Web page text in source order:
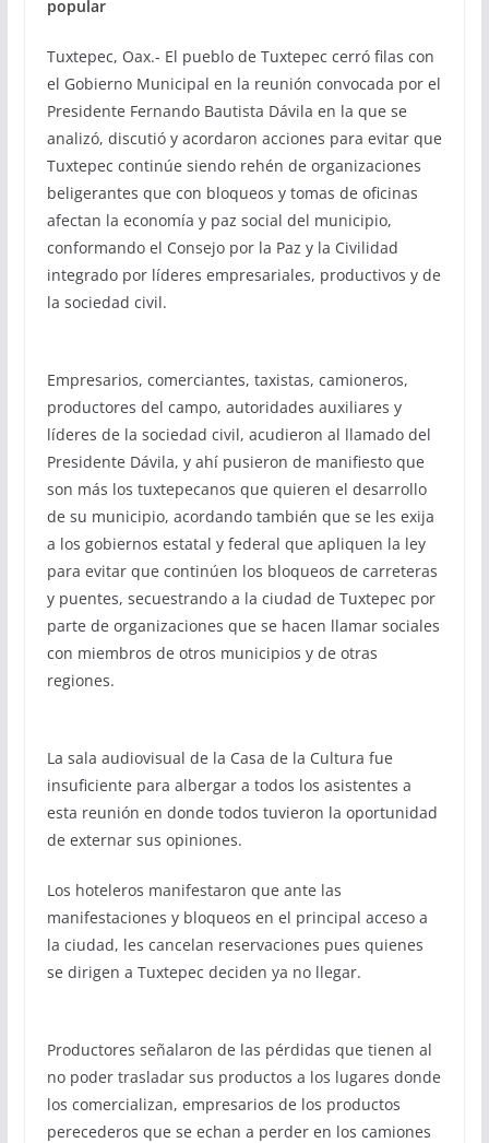
popular
Tuxtepec, Oax.- El pueblo de Tuxtepec cerró filas con
el Gobierno Municipal en la reunión convocada por el
Presidente Fernando Bautista Dávila en la que se
analizó, discutió y acordaron acciones para evitar que
Tuxtepec continúe siendo rehén de organizaciones
beligerantes que con bloqueos y tomas de oficinas
afectan la economía y paz social del municipio,
conformando el Consejo por la Paz y la Civilidad
integrado por líderes empresariales, productivos y de
la sociedad civil.
Empresarios, comerciantes, taxistas, camioneros,
productores del campo, autoridades auxiliares y
líderes de la sociedad civil, acudieron al llamado del
Presidente Dávila, y ahí pusieron de manifiesto que
son más los tuxtepecanos que quieren el desarrollo
de su municipio, acordando también que se les exija
a los gobiernos estatal y federal que apliquen la ley
para evitar que continúen los bloqueos de carreteras
y puentes, secuestrando a la ciudad de Tuxtepec por
parte de organizaciones que se hacen llamar sociales
con miembros de otros municipios y de otras
regiones.
La sala audiovisual de la Casa de la Cultura fue
insuficiente para albergar a todos los asistentes a
esta reunión en donde todos tuvieron la oportunidad
de externar sus opiniones.
Los hoteleros manifestaron que ante las
manifestaciones y bloqueos en el principal acceso a
la ciudad, les cancelan reservaciones pues quienes
se dirigen a Tuxtepec deciden ya no llegar.
Productores señalaron de las pérdidas que tienen al
no poder trasladar sus productos a los lugares donde
los comercializan, empresarios de los productos
perecederos que se echan a perder en los camiones